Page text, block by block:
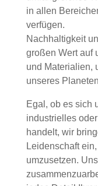
in allen
verfügen.
Nachhaltigkeit
großen Wert auf
und Materialien,
unseres
Egal, ob es sich
industrielles
handelt, wir
Leidenschaft
umzusetzen.